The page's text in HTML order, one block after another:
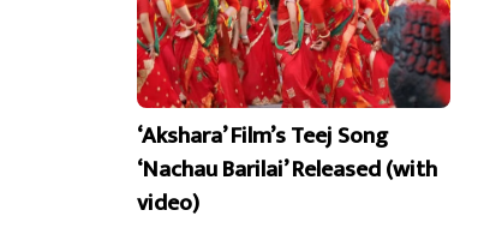
‘Akshara’ Film’s Teej Song
‘Nachau Barilai’ Released (with
video)